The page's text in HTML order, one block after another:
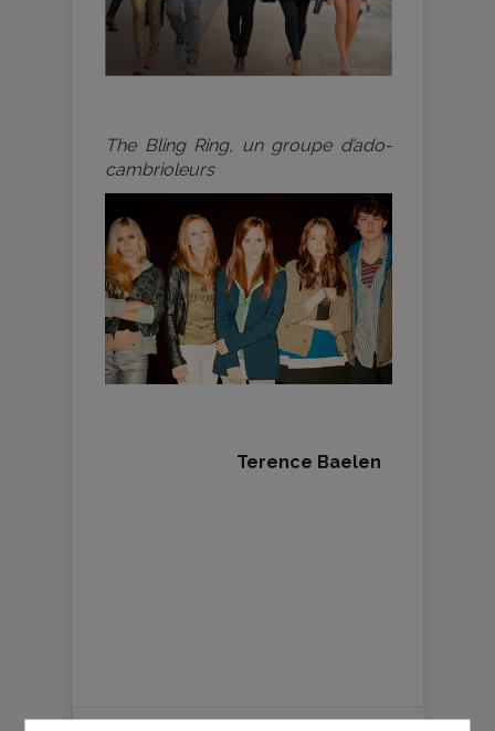
The Bling Ring, un groupe d’ado-
cambrioleurs
Terence Baelen